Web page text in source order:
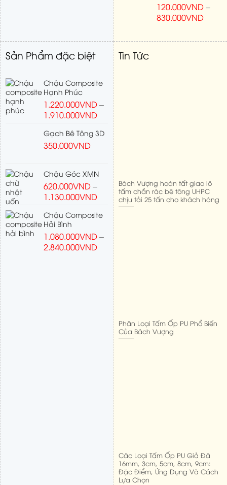
120.000VND–
830.000VND
Sản Phẩm đặc biệt
Chậu Composite
Hạnh Phúc
1.220.000VND–
1.910.000VND
Gạch Bê Tông 3D
350.000VND
Chậu Góc XMN
620.000VND–
1.130.000VND
Chậu Composite
Hải Bình
1.080.000VND–
2.840.000VND
Tin Tức
Bách Vượng hoàn tất giao lô
tấm chắn rác bê tông UHPC
chịu tải 25 tấn cho khách hàng
Phân Loại Tấm Ốp PU Phổ Biến
Của Bách Vượng
Các Loại Tấm Ốp PU Giả Đá
16mm, 3cm, 5cm, 8cm, 9cm:
Đặc Điểm, Ứng Dụng Và Cách
Lựa Chọn